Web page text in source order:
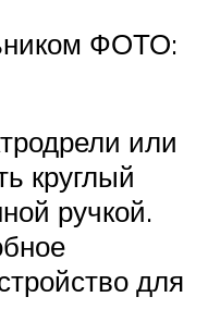
ФОТО:
или
круглый
ручкой.
для